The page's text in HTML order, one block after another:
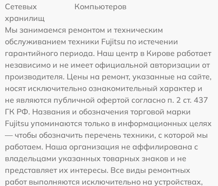
Сетевых
хранилищ
Компьютеров
Мы занимаемся ремонтом и техническим
обслуживанием техники Fujitsu по истечении
гарантийного периода. Наш центр в Кирове работает
независимо и не имеет официальной авторизации от
производителя. Цены на ремонт, указанные на сайте,
носят исключительно ознакомительный характер и
не являются публичной офертой согласно п. 2 ст. 437
ГК РФ. Названия и обозначения торговой марки
Fujitsu упоминаются только в информационных целях
— чтобы обозначить перечень техники, с которой мы
работаем. Наша организация не аффилирована с
владельцами указанных товарных знаков и не
представляет их интересы. Все виды ремонтных
работ выполняются исключительно на устройствах,